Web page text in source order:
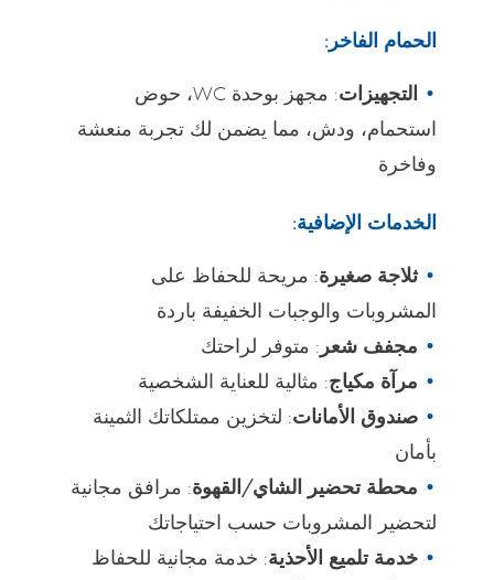
الحمام الفاخر:
التجهيزات
: مجهز بوحدة WC، حوض
استحمام، ودش، مما يضمن لك تجربة منعشة
وفاخرة
الخدمات الإضافية:
ثلاجة صغيرة: مريحة للحفاظ على
المشروبات والوجبات الخفيفة باردة
مجفف شعر : متوفر لراحتك
مرآة مكياج: مثالية للعناية الشخصية
صندوق الأمانات: لتخزين ممتلكاتك الثمينة
بأمان
محطة تحضير الشاي/القهوة: مرافق مجانية
لتحضير المشروبات حسب احتياجاتك
خدمة تلميع الأحذية: خدمة مجانية للحفاظ